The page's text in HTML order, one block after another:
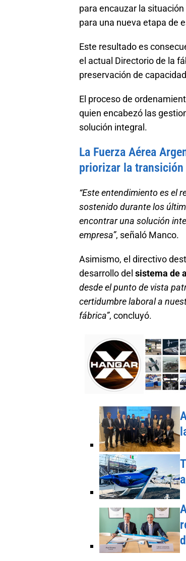
para encauzar la
para una nueva etapa de
Este resultado es
el actual Directorio de la
preservación de
El proceso de
quien encabezó las
solución integral.
La Fuerza Aérea
priorizar la transición
“Este entendimiento es el
sostenido durante los
encontrar una solución
empresa”, señaló Manco.
Asimismo, el directivo
desarrollo del sistema de
desde el punto de vista
certidumbre laboral a
fábrica”, concluyó.